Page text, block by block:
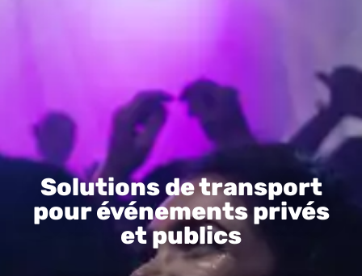
Solutions de transport
pour événements privés
et publics